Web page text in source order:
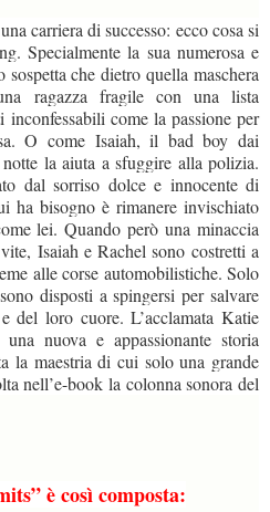
carriera di successo: ecco cosa si
Specialmente la sua numerosa e
che dietro quella maschera
ragazza fragile con una lista
come la passione per
O come Isaiah, il bad boy dai
la aiuta a sfuggire alla polizia.
dal sorriso dolce e innocente di
ha bisogno è rimanere invischiato
lei. Quando però una minaccia
Isaiah e Rachel sono costretti a
alle corse automobilistiche. Solo
disposti a spingersi per salvare
del loro cuore. L’acclamata Katie
nuova e appassionante storia
la maestria di cui solo una grande
nell’e-book la colonna sonora del
è così composta: